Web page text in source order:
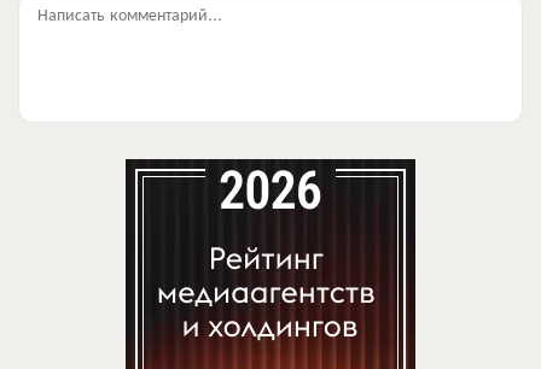
Написать комментарий...